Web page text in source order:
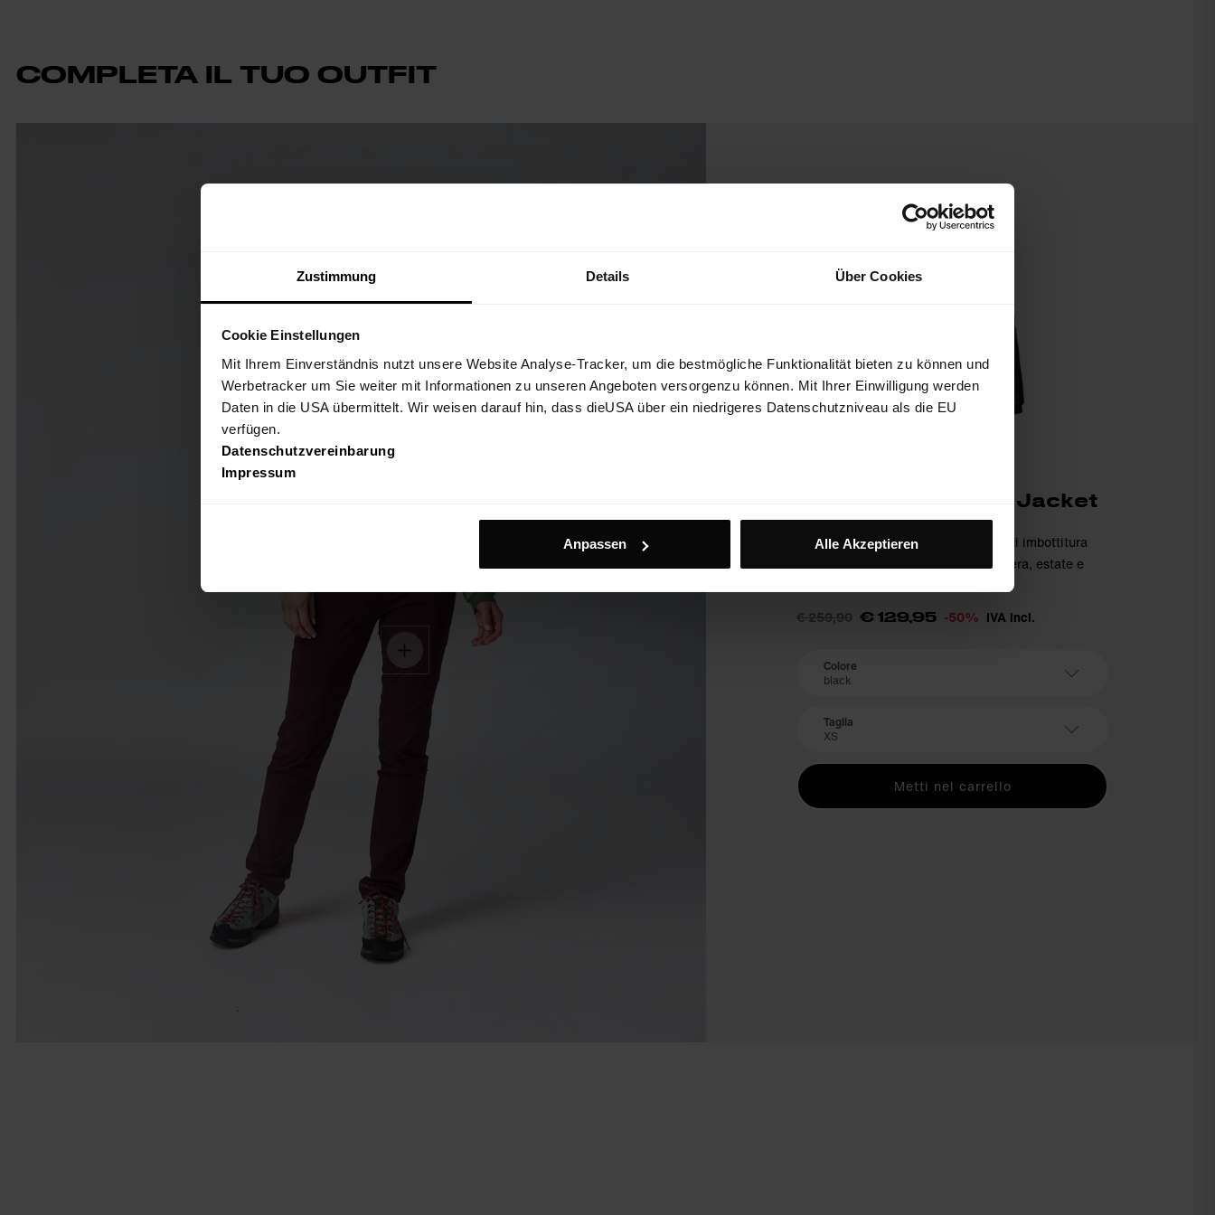
Zustimmung Details Über Cookies
Cookie Einstellungen
Mit Ihrem Einverständnis nutzt unsere Website Analyse-Tracker, um die bestmögliche Funktionalität bieten zu können und
Werbetracker um Sie weiter mit Informationen zu unseren Angeboten versorgenzu können. Mit Ihrer Einwilligung werden
Daten in die USA übermittelt. Wir weisen darauf hin, dass dieUSA über ein niedrigeres Datenschutzniveau als die EU
verfügen.
Datenschutzvereinbarung
Impressum
Anpassen Alle Akzeptieren
COMPLETA IL TUO OUTFIT
ALPMATE Padded Jacket
G-Loft® W
Giacca alla moda con sottile strato di imbottitura
per le giornate più fresche in primavera, estate e
€ 259,90 € 129,95 -50% IVA incl.
Colore
black
Taglia
XS
Metti nel carrello